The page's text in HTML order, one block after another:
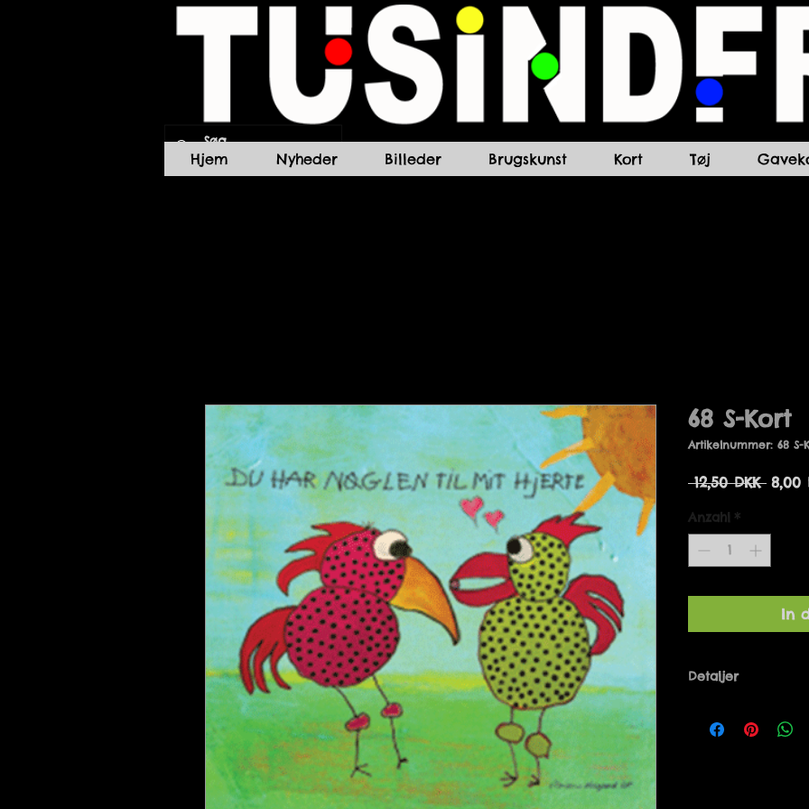
68 S-Kort
Artikelnummer: 68 S-
12,50 DKK 8,00
Anzahl *
In
Detaljer
Danmark. 14 x 14
Hjem Nyheder Billeder Brugskunst Kort Tøj